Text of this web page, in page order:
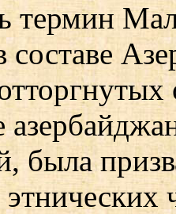
термин
составе
была